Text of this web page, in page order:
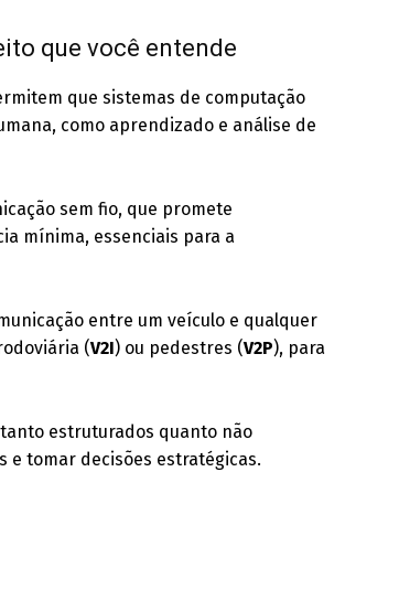
que você entende
que sistemas de computação
como aprendizado e análise de
sem fio, que promete
mínima, essenciais para a
entre um veículo e qualquer
(V2I) ou pedestres (V2P), para
estruturados quanto não
e tomar decisões estratégicas.